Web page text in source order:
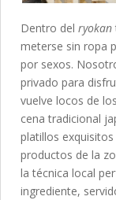
Dentro del ryokan
meterse sin ropa
por sexos.
privado para
vuelve locos de los
cena tradicional
platillos
productos de la
la técnica local
ingrediente,